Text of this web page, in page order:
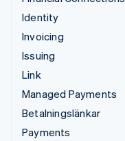
Identity
Invoicing
Issuing
Link
Managed Payments
Betalningslänkar
Payments